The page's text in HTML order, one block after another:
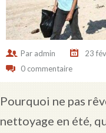
Par admin 23
0 commentaire
Pourquoi ne pas
nettoyage en été,